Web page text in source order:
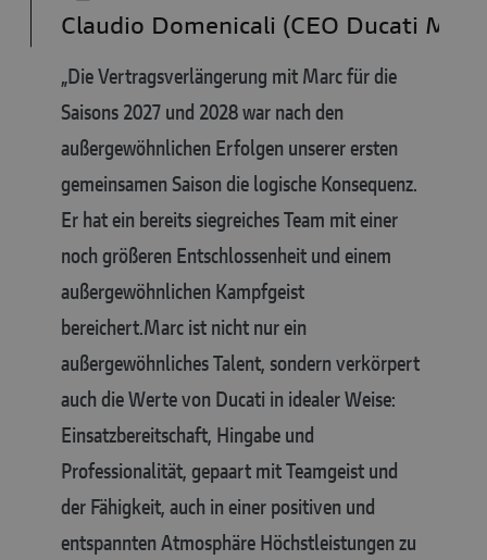
Claudio Domenicali (CEO Ducati
„Die Vertragsverlängerung mit Marc für die
Saisons 2027 und 2028 war nach den
außergewöhnlichen Erfolgen unserer ersten
gemeinsamen Saison die logische Konsequenz.
Er hat ein bereits siegreiches Team mit einer
noch größeren Entschlossenheit und einem
außergewöhnlichen Kampfgeist
bereichert.Marc ist nicht nur ein
außergewöhnliches Talent, sondern verkörpert
auch die Werte von Ducati in idealer Weise:
Einsatzbereitschaft, Hingabe und
Professionalität, gepaart mit Teamgeist und
der Fähigkeit, auch in einer positiven und
entspannten Atmosphäre Höchstleistungen zu